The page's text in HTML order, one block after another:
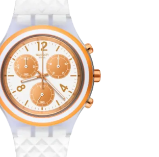
+7 ( 705 ) 181-42-50
info@vetervremeni.kz
Авторизация
Каталог
Мужские часы
Женские часы